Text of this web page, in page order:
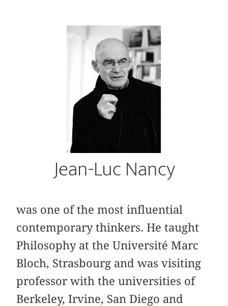
Jean-Luc Nancy
was one of the most influential
contemporary thinkers. He taught
Philosophy at the Université Marc
Bloch, Strasbourg and was visiting
professor with the universities of
Berkeley, Irvine, San Diego and